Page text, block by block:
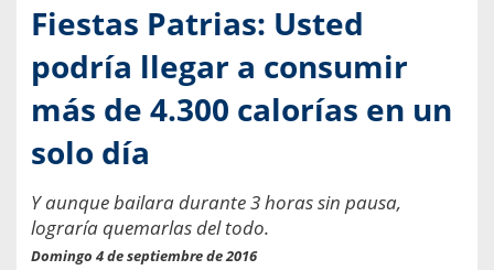
Fiestas Patrias: Usted
podría llegar a consumir
más de 4.300 calorías en un
solo día
Y aunque bailara durante 3 horas sin pausa,
lograría quemarlas del todo.
Domingo 4 de septiembre de 2016